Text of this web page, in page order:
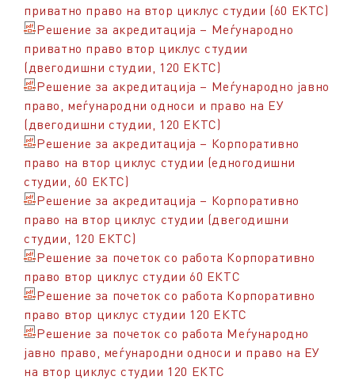
приватно право на втор циклус студии (60 ЕКТС)
Решение за акредитација – Меѓународно
приватно право втор циклус студии
(двегодишни студии, 120 ЕКТС)
Решение за акредитација – Меѓународно јавно
право, меѓународни односи и право на ЕУ
(двегодишни студии, 120 ЕКТС)
Решение за акредитација – Корпоративно
право на втор циклус студии (едногодишни
студии, 60 ЕКТС)
Решение за акредитација – Корпоративно
право на втор циклус студии (двегодишни
студии, 120 ЕКТС)
Решение за почеток со работа Корпоративно
право втор циклус студии 60 ЕКТС
Решение за почеток со работа Корпоративно
право втор циклус студии 120 ЕКТС
Решение за почеток со работа Меѓународно
јавно право, меѓународни односи и право на ЕУ
на втор циклус студии 120 ЕКТС